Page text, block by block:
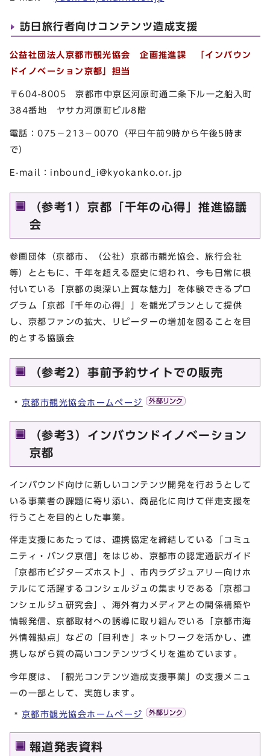
訪日旅行者向けコンテンツ造成支援
公益社団法人京都市観光協会 企画推進課
「インバウン
ドイノベーション京都」担当
〒604-8005 京都市中京区河原町通二条下ル一之船入町
384番地 ヤサカ河原町ビル8階
電話：075－213－0070（平日午前9時から午後5時ま
で）
E-mail： inbound_i@kyokanko.or.jp
（参考1）京都「千年の心得」推進協議
会
参画団体（京都市、（公社）京都市観光協会、旅行会社
等）とともに、千年を超える歴史に培われ、今も日常に根
付いている「京都の奥深い上質な魅力」を体験できるプロ
グラム「京都『千年の心得』」を観光プランとして提供
し、京都ファンの拡大、リピーターの増加を図ることを目
的とする協議会
（参考2）事前予約サイトでの販売
京都市観光協会ホームページ
（参考3）インバウンドイノベーション
京都
インバウンド向けに新しいコンテンツ開発を行おうとして
いる事業者の課題に寄り添い、商品化に向けて伴走支援を
行うことを目的とした事業。
伴走支援にあたっては、連携協定を締結している「コミュ
ニティ・バンク京信」をはじめ、京都市の認定通訳ガイド
「京都市ビジターズホスト」、市内ラグジュアリー向けホ
テルにて活躍するコンシェルジュの集まりである「京都コ
ンシェルジュ研究会」、海外有力メディアとの関係構築や
情報発信、京都取材への誘導に取り組んでいる「京都市海
外情報拠点」などの「目利き」ネットワークを活かし、連
携しながら質の高いコンテンツづくりを進めています。
今年度は、「観光コンテンツ造成支援事業」の支援メニュ
ーの一部として、実施します。
京都市観光協会ホームページ
報道発表資料